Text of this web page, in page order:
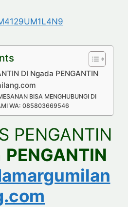
DI Ngada PENGANTIN
BISA MENGHUBUNGI DI
WA: 085803669546
PENGANTIN
PENGANTIN